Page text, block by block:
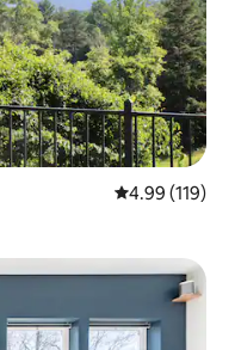
평점 4.99점(5
4.99 (119)